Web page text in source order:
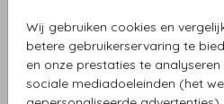
Wij gebruiken cookies en
betere gebruikerservaring te
en onze prestaties te
sociale mediadoeleinden (het
Omschrijving
Geboortekaartje met baby jongen
zusje. Een nieuwe reis, een nieuw